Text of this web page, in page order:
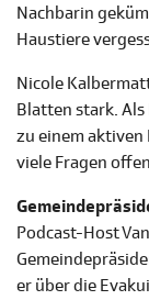
Nachbarin
Haustiere
Nicole
Blatten stark.
zu einem
viele Fragen
Podcast-Host
er über die